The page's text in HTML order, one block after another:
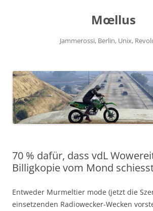
Mœllus
Jammerossi, Berlin, Unix,
70 % dafür, dass vdL
Billigkopie vom Mond
Entweder Murmeltier mode (jetzt die
einsetzenden Radiowecker-Wecken